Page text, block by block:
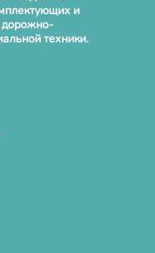
и
дорожно-
техники.